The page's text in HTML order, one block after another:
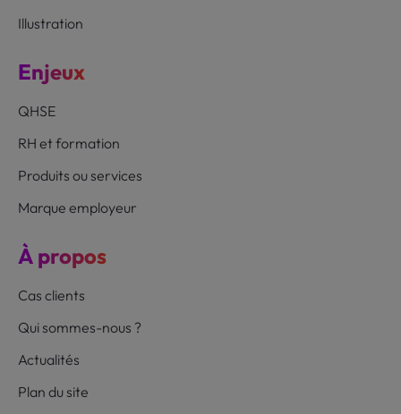
Illustration
Enjeux
QHSE
RH et formation
Produits ou services
Marque employeur
À propos
Cas clients
Qui sommes-nous ?
Actualités
Plan du site